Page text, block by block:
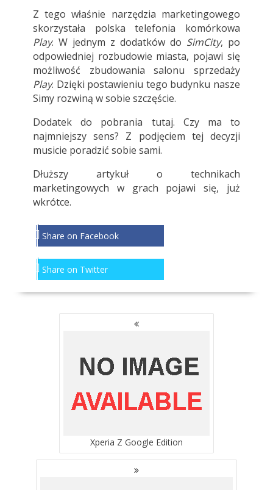
Z tego właśnie narzędzia marketingowego
skorzystała polska telefonia komórkowa
Play. W jednym z dodatków do SimCity, po
odpowiedniej rozbudowie miasta, pojawi się
możliwość zbudowania salonu sprzedaży
Play. Dzięki postawieniu tego budynku nasze
Simy rozwiną w sobie szczęście.
Dodatek do pobrania tutaj. Czy ma to
najmniejszy sens? Z podjęciem tej decyzji
musicie poradzić sobie sami.
Dłuższy artykuł o technikach
marketingowych w grach pojawi się, już
wkrótce.
Share on Facebook
Share on Twitter
NAWIGACJA
Xperia Z Google Edition